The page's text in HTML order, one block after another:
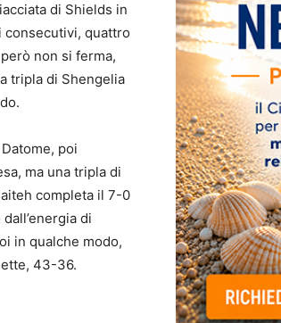
di Shields in
consecutivi, quattro
non si ferma,
tripla di Shengelia
poi
ma una tripla di
completa il 7-0
di
in qualche modo,
43-36.